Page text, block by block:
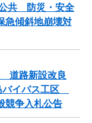
公共 防災・安全
急傾斜地崩壊対
道路新設改良
バイパス工区
競争入札公告